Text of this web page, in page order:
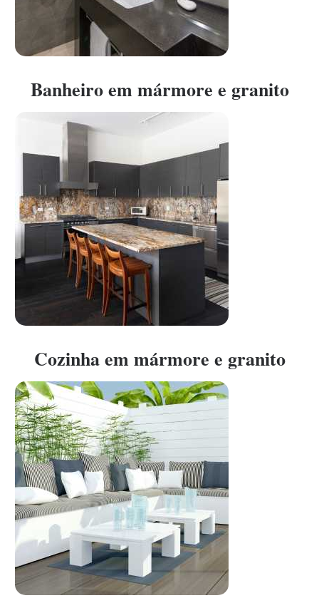
Banheiro em mármore e granito
Cozinha em mármore e granito